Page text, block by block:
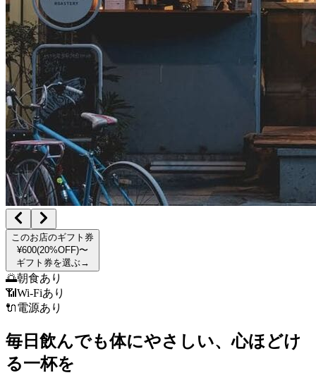
このお店のギフト券
¥600(20%OFF)〜
ギフト券を選ぶ→
🌅朝食あり
📶 Wi-Fiあり
🔌電源あり
毎日飲んでも体にやさしい、心ほどけ
る一杯を